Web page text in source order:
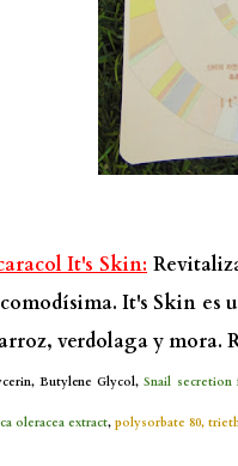
It's Skin:
It's Skin es
verdolaga y mora.
Butylene Glycol,Snail secretion
oleracea extract, polysorbate 80,